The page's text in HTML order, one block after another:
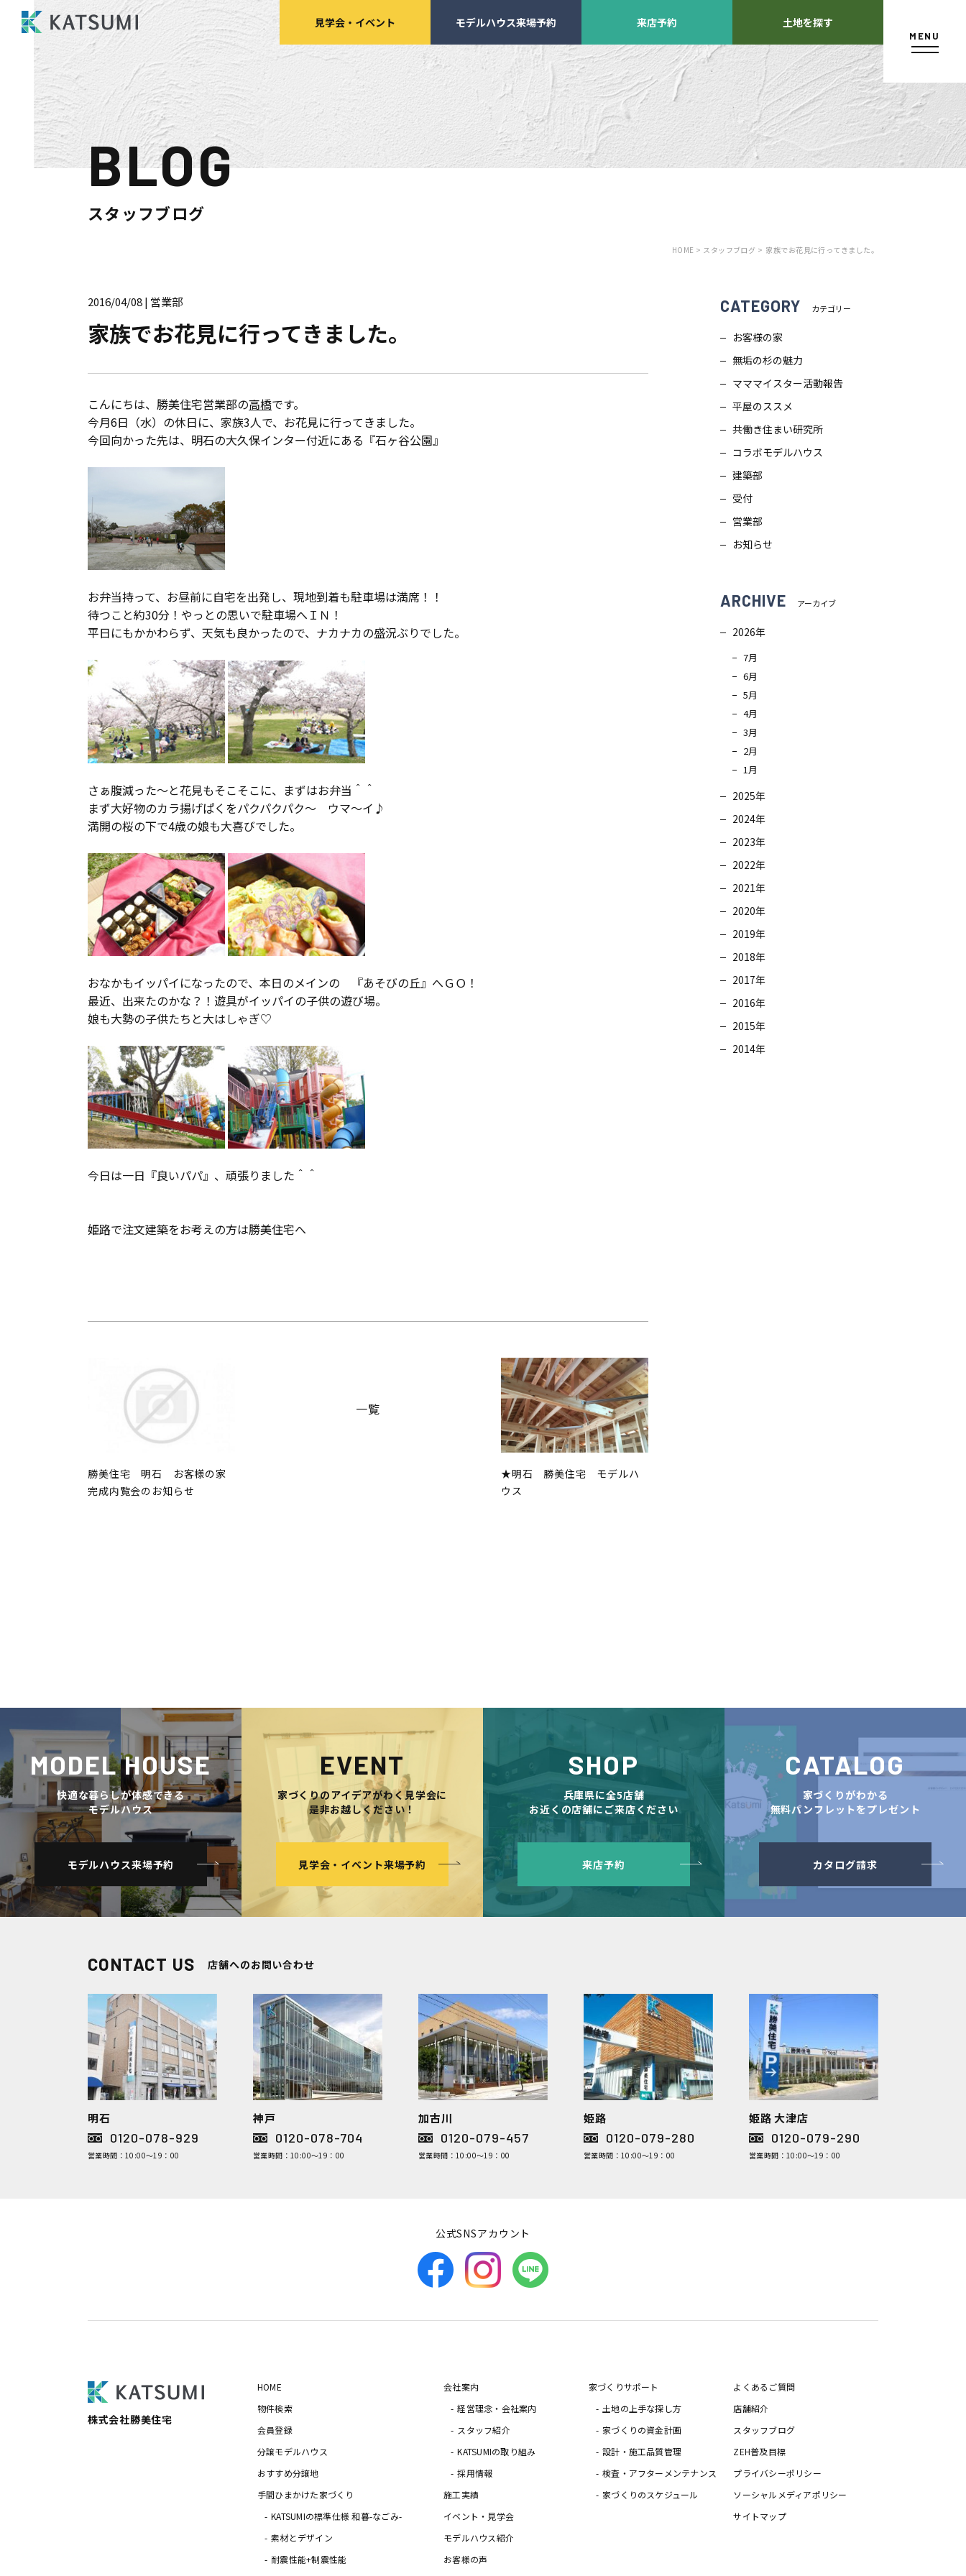
モデルハウス来場予約
物件検索
会員登録
おすすめ分譲地
KATSUMIの標準仕様 和暮-なごみ-
素材とデザイン
断熱・気密性能と快適性
長期優良住宅
ZEH
ラインナップ
モデルハウス紹介
会社案内
よくあるご質問
店舗紹介
スタッフブログ
ZEH普及目標
ソーシャルメディアポリシー
サイトマップ
見学会 ・ イベント モデルハウス来場予約 来店予約 土地を探す
MENU
BLOG
スタッフブログ
HOME > スタッフブログ > 家族でお花見に行ってきました。
2016/04/08| 営業部
家族でお花見に行ってきました。
こんにちは、勝美住宅営業部の高橋です。
今月6日（水）の休日に、家族3人で、お花見に行ってきました。
今回向かった先は、明石の大久保インター付近にある『石ヶ谷公園』
お弁当持って、お昼前に自宅を出発し、現地到着も駐車場は満席！！
待つこと約30分！やっとの思いで駐車場へＩＮ！
平日にもかかわらず、天気も良かったので、ナカナカの盛況ぶりでした。
さぁ腹減った～と花見もそこそこに、まずはお弁当＾＾
まず大好物のカラ揚げぱくをパクパクパク～ ウマ～イ♪
満開の桜の下で4歳の娘も大喜びでした。
おなかもイッパイになったので、本日のメインの 『あそびの丘』へＧＯ！
最近、出来たのかな？！遊具がイッパイの子供の遊び場。
娘も大勢の子供たちと大はしゃぎ♡
今日は一日『良いパパ』、頑張りました＾＾
姫路で注文建築をお考えの方は勝美住宅へ
勝美住宅 明石 お客様の家
完成内覧会のお知らせ
一覧
★明石 勝美住宅 モデルハ
ウス
CATEGORY カテゴリー
お客様の家
無垢の杉の魅力
マママイスター活動報告
平屋のススメ
共働き住まい研究所
コラボモデルハウス
建築部
受付
営業部
お知らせ
ARCHIVE アーカイブ
2026年
7月
6月
5月
4月
3月
2月
1月
2025年
2024年
2023年
2022年
2021年
2020年
2019年
2018年
2017年
2016年
2015年
2014年
MODEL HOUSE
快適な暮らしが体感できる
モデルハウス
モデルハウス来場予約
EVENT
家づくりのアイデアがわく見学会に
是非お越しください！
見学会・イベント来場予約
SHOP
兵庫県に全5店舗
お近くの店舗にご来店ください
来店予約
CATALOG
家づくりがわかる
無料パンフレットをプレゼント
カタログ請求
CONTACT US 店舗へのお問い合わせ
明石
0120-078-929
営業時間：10:00～19：00
神戸
0120-078-704
営業時間：10:00～19：00
加古川
0120-079-457
営業時間：10:00～19：00
姫路
0120-079-280
営業時間：10:00～19：00
姫路 大津店
0120-079-290
営業時間：10:00～19：00
公式SNSアカウント
株式会社勝美住宅
HOME
物件検索
会員登録
分譲モデルハウス
おすすめ分譲地
手間ひまかけた家づくり
KATSUMIの標準仕様 和暮-なごみ-
素材とデザイン
耐震性能+制震性能
会社案内
経営理念・会社案内
スタッフ紹介
KATSUMIの取り組み
採用情報
施工実績
イベント・見学会
モデルハウス紹介
お客様の声
家づくりサポート
土地の上手な探し方
家づくりの資金計画
設計・施工品質管理
検査・アフターメンテナンス
家づくりのスケジュール
よくあるご質問
店舗紹介
スタッフブログ
ZEH普及目標
プライバシーポリシー
ソーシャルメディアポリシー
サイトマップ